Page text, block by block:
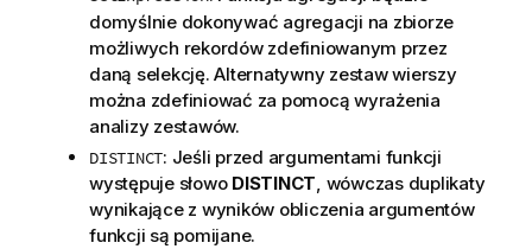
j
a
domyślnie dokonywać agregacji na zbiorze
możliwych rekordów zdefiniowanym przez
daną selekcję. Alternatywny zestaw wierszy
można zdefiniować za pomocą wyrażenia
analizy zestawów.
DISTINCT: Jeśli przed argumentami funkcji
występuje słowo DISTINCT, wówczas duplikaty
wynikające z wyników obliczenia argumentów
funkcji są pomijane.